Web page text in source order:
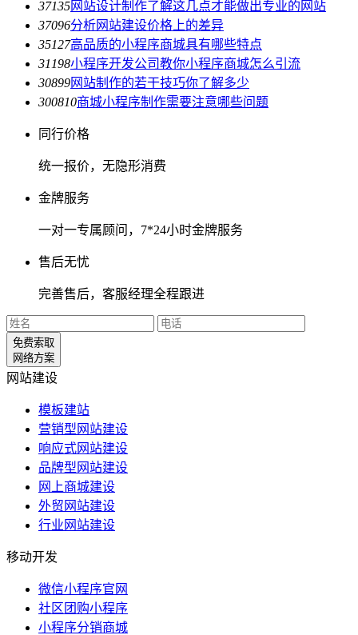
37135网站设计制作了解这几点才能做出专业的网站
37096分析网站建设价格上的差异
35127高品质的小程序商城具有哪些特点
31198小程序开发公司教你小程序商城怎么引流
30899网站制作的若干技巧你了解多少
300810商城小程序制作需要注意哪些问题
同行价格
统一报价，无隐形消费
金牌服务
一对一专属顾问，7*24小时金牌服务
售后无忧
完善售后，客服经理全程跟进
免费索取
网络方案
网站建设
模板建站
营销型网站建设
响应式网站建设
品牌型网站建设
网上商城建设
外贸网站建设
行业网站建设
移动开发
微信小程序官网
社区团购小程序
小程序分销商城